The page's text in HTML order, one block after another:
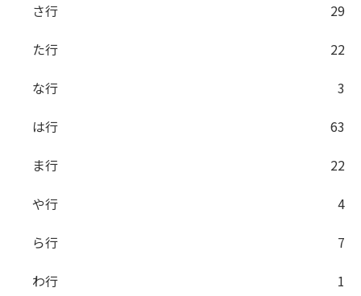
さ行
29
た行
22
な行
3
は行
63
ま行
22
や行
4
ら行
7
わ行
1